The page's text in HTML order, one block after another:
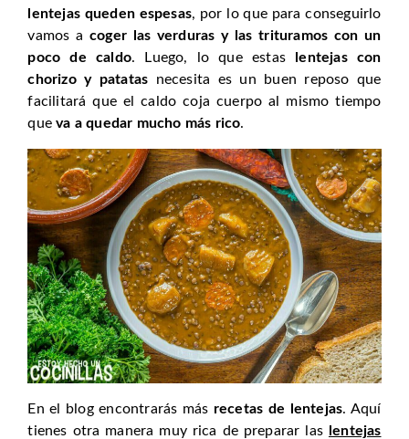
lentejas queden espesas, por lo que para conseguirlo
vamos a coger las verduras y las trituramos con un
poco de caldo. Luego, lo que estas
lentejas con
chorizo y patatas necesita es un buen reposo que
facilitará que el caldo coja cuerpo al mismo tiempo
queva a quedar mucho más rico.
En el blog encontrarás más recetas de lentejas. Aquí
tienes otra manera muy rica de preparar las
lentejas